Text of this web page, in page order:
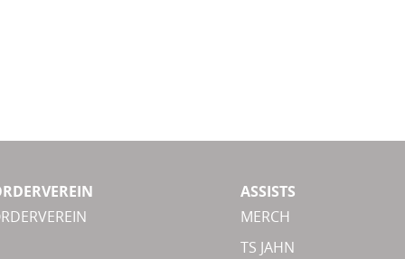
ASSISTS
MERCH
TS JAHN